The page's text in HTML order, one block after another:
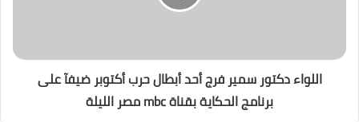
اللواء دكتور سمير فرج أحد أبطال حرب أكتوبر ضيفآ على
برنامج الحكاية بقناة mbc مصر الليلة